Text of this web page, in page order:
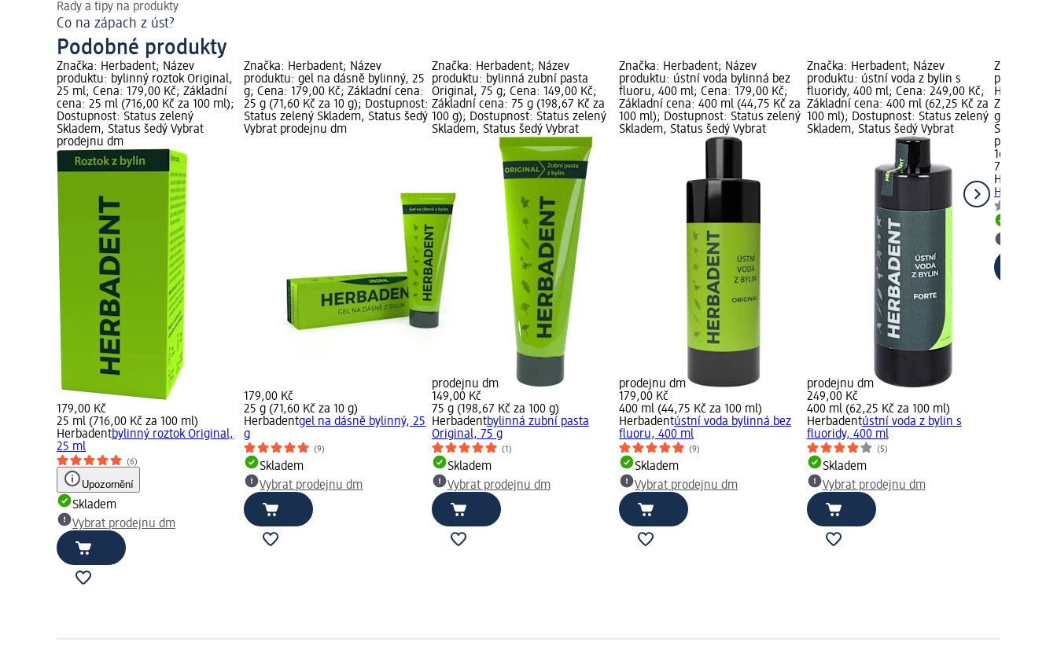
Rady a tipy na produkty
Co na zápach z úst?
Podobné produkty
Značka: Herbadent; Název
produktu: bylinný roztok Original,
25 ml; Cena: 179,00 Kč; Základní
cena: 25 ml (716,00 Kč za 100 ml);
Dostupnost: Status zelený
Skladem, Status šedý Vybrat
prodejnu dm
179,00 Kč
25 ml (716,00 Kč za 100 ml)
Herbadentbylinný roztok Original,
25 ml
(6)
Upozornění
Skladem
Vybrat prodejnu dm
Značka: Herbadent; Název
produktu: gel na dásně bylinný, 25
g; Cena: 179,00 Kč; Základní cena:
25 g (71,60 Kč za 10 g); Dostupnost:
Status zelený Skladem, Status šedý
Vybrat prodejnu dm
179,00 Kč
25 g (71,60 Kč za 10 g)
Herbadentgel na dásně bylinný, 25
g
(9)
Skladem
Vybrat prodejnu dm
Značka: Herbadent; Název
produktu: bylinná zubní pasta
Original, 75 g; Cena: 149,00 Kč;
Základní cena: 75 g (198,67 Kč za
100 g); Dostupnost: Status zelený
Skladem, Status šedý Vybrat
prodejnu dm
149,00 Kč
75 g (198,67 Kč za 100 g)
Herbadentbylinná zubní pasta
Original, 75 g
(1)
Skladem
Vybrat prodejnu dm
Značka: Herbadent; Název
produktu: ústní voda bylinná bez
fluoru, 400 ml; Cena: 179,00 Kč;
Základní cena: 400 ml (44,75 Kč za
100 ml); Dostupnost: Status zelený
Skladem, Status šedý Vybrat
prodejnu dm
179,00 Kč
400 ml (44,75 Kč za 100 ml)
Herbadentústní voda bylinná bez
fluoru, 400 ml
(9)
Skladem
Vybrat prodejnu dm
Značka: Herbadent; Název
produktu: ústní voda z bylin s
fluoridy, 400 ml; Cena: 249,00 Kč;
Základní cena: 400 ml (62,25 Kč za
100 ml); Dostupnost: Status zelený
Skladem, Status šedý Vybrat
prodejnu dm
249,00 Kč
400 ml (62,25 Kč za 100 ml)
Herbadentústní voda z bylin s
fluoridy, 400 ml
(5)
Skladem
Vybrat prodejnu dm
Značka:
produktu:
HOMEO,
Základní
g);
Skladem,
prodejnu
169,00 Kč
75 g (22,53
Herbadent
HOMEO, 75